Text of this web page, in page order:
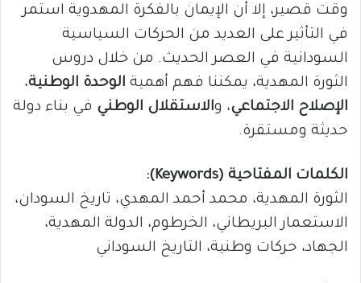
وقت قصير، إلا أن الإيمان بالفكرة المهدوية استمر
في التأثير على العديد من الحركات السياسية
السودانية في العصر الحديث. من خلال دروس
الثورة المهدية، يمكننا فهم أهمية الوحدة الوطنية،
الإصلاح الاجتماعي، والاستقلال الوطني في بناء دولة
حديثة ومستقرة.
الكلمات المفتاحية (Keywords):
الثورة المهدية، محمد أحمد المهدي، تاريخ السودان،
الاستعمار البريطاني، الخرطوم، الدولة المهدية،
الجهاد، حركات وطنية، التاريخ السوداني